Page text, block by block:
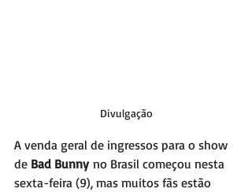
Divulgação
A venda geral de ingressos para o show
de Bad Bunny no Brasil começou nesta
sexta-feira (9), mas muitos fãs estão